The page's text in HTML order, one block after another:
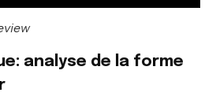
analyse de la forme